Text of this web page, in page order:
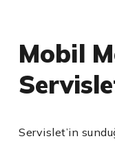
Mobil
Servislet’in